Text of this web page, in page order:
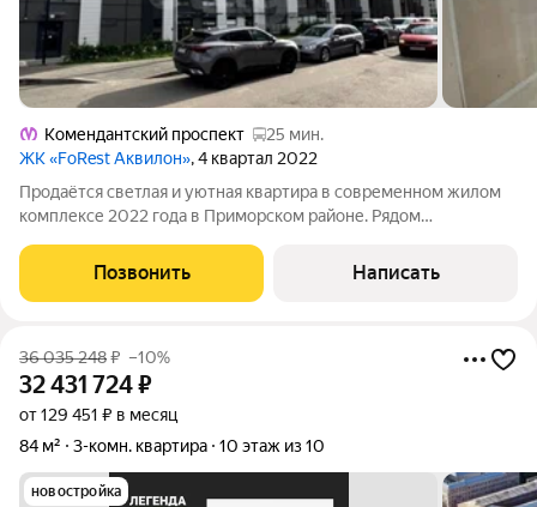
Комендантский проспект
25 мин.
ЖК «FoRest Аквилон», 4 квартал 2022
Продаётся светлая и уютная квартира в современном жилом
комплексе 2022 года в Приморском районе. Рядом
до метро «Комендантский проспект» около 30 минут на
общественном транспорте. В
Позвонить Написать
36 035 248₽ –10%
32 431 724₽
от 129 451 ₽ в месяц
84 м²
3-комн. квартира 10 этаж из 10
новостройка